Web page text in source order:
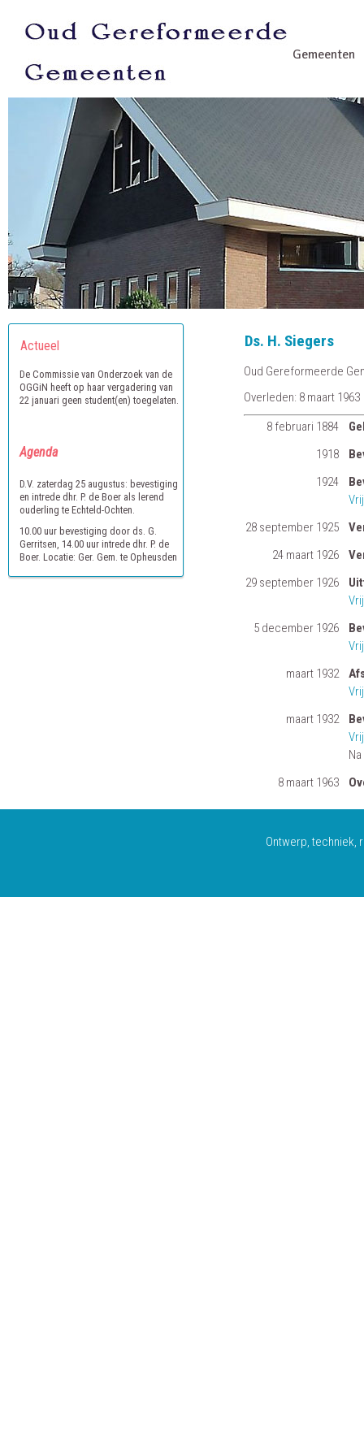
Gemeenten
Actueel
De Commissie van Onderzoek van de
OGGiN heeft op haar vergadering van
22 januari geen student(en) toegelaten.
Agenda
D.V. zaterdag 25 augustus: bevestiging
en intrede dhr. P. de Boer als lerend
ouderling te Echteld-Ochten.
10.00 uur bevestiging door ds. G.
Gerritsen, 14.00 uur intrede dhr. P. de
Boer. Locatie: Ger. Gem. te Opheusden
Ds. H. Siegers
Oud Gereformeerde
Overleden: 8 maart 1963
8 februari 1884
1918
1924
28 september 1925
24 maart 1926
29 september 1926
5 december 1926
maart 1932
maart 1932
8 maart 1963
Ontwerp, techniek,